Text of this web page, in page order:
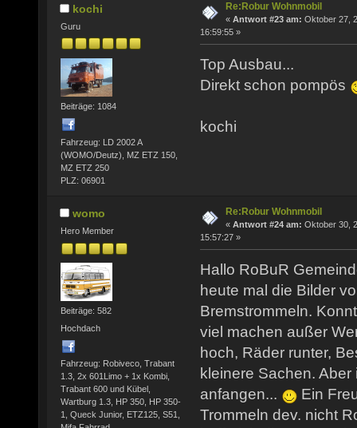
kochi
Guru
Beiträge: 1084
Fahrzeug: LD 2002 A
(WOMO/Deutz), MZ ETZ 150,
MZ ETZ 250
PLZ: 06901
Re:Robur Wohnmobil
« Antwort #23 am: Oktober 27,
16:59:55 »
Top Ausbau...
Direkt schon pompös
kochi
womo
Hero Member
Beiträge: 582
Hochdach
Fahrzeug: Robiveco, Trabant
1.3, 2x 601Limo + 1x Kombi,
Trabant 600 und Kübel,
Wartburg 1.3, HP 350, HP 350-
1, Queck Junior, ETZ125, S51,
Re:Robur Wohnmobil
« Antwort #24 am: Oktober 30,
15:57:27 »
Hallo RoBuR
heute mal die Bilder
Bremstrommeln.
viel machen außer
hoch, Räder runter,
kleinere Sachen.
anfangen...
Ein
Trommeln dev. nicht